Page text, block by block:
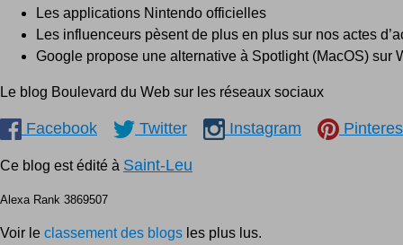
Les applications Nintendo officielles
Les influenceurs pèsent de plus en plus sur nos actes
Google propose une alternative à Spotlight (MacOS) sur
Le blog Boulevard du Web sur les réseaux sociaux
Facebook Twitter Instagram
Ce blog est édité à Saint-Leu
Alexa Rank 3869507
Voir le classement des blogs les plus lus.